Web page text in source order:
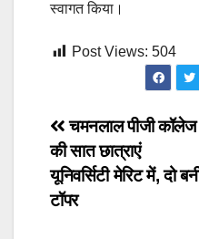
स्वागत किया।
Post Views: 504
Post
navigation
चमनलाल पीजी कॉलेज
की सात छात्राएं
यूनिवर्सिटी मेरिट में, दो
टॉपर